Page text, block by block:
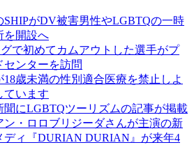
SHIPがDV被害男性やLGBTQの一時
を開設へ
で初めてカムアウトした選手がプ
センターを訪問
18歳未満の性別適合医療を禁止しよ
ています
聞にLGBTQツーリズムの記事が掲載
ン・ロロブリジーダさんが主演の新
ディ『DURIAN DURIAN』が来年4